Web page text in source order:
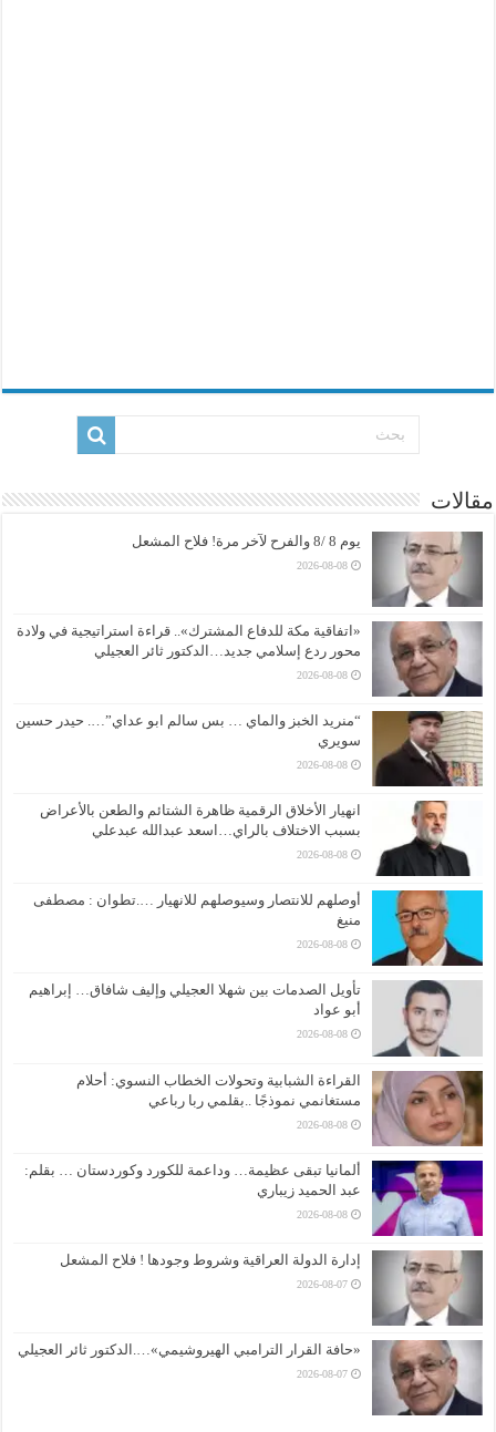
مقالات
يوم 8 /8 والفرح لآخر مرة! فلاح المشعل
2026-08-08
«اتفاقية مكة للدفاع المشترك».. قراءة استراتيجية في ولادة
محور ردع إسلامي جديد…الدكتور ثائر العجيلي
2026-08-08
“منريد الخبز والماي … بس سالم ابو عداي”…. حيدر حسين
سويري
2026-08-08
انهيار الأخلاق الرقمية ظاهرة الشتائم والطعن بالأعراض
بسبب الاختلاف بالراي…اسعد عبدالله عبدعلي
2026-08-08
أوصلهم للانتصار وسيوصلهم للانهيار ….تطوان : مصطفى
منيغ
2026-08-08
تأويل الصدمات بين شهلا العجيلي وإليف شافاق… إبراهيم
أبو عواد
2026-08-08
القراءة الشبابية وتحولات الخطاب النسوي: أحلام
مستغانمي نموذجًا ..بقلمي ربا رباعي
2026-08-08
ألمانيا تبقى عظيمة… وداعمة للكورد وكوردستان … بقلم:
عبد الحميد زيباري
2026-08-08
إدارة الدولة العراقية وشروط وجودها ! فلاح المشعل
2026-08-07
«حافة القرار الترامبي الهيروشيمي»….الدكتور ثائر العجيلي
2026-08-07